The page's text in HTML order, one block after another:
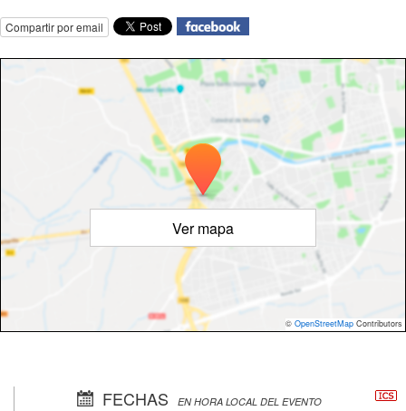
Compartir por email
Ver mapa
© OpenStreetMap Contributors
FECHAS EN HORA LOCAL DEL EVENTO